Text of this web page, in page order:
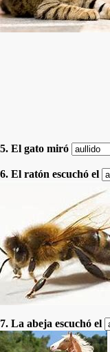
5. El gato miró
6. El ratón escuchó el
7. La abeja escuchó el